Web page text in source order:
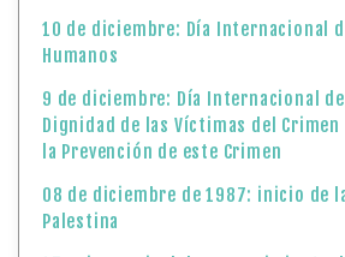
10 de diciembre: Día Internacional
Humanos
9 de diciembre: Día Internacional
Dignidad de las Víctimas del
la Prevención de este Crimen
08 de diciembre de 1987: inicio de
Palestina